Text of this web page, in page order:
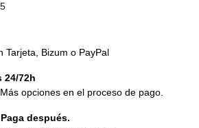
Tarjeta, Bizum o PayPal
24/72h
Más opciones en el proceso de pago.
después.